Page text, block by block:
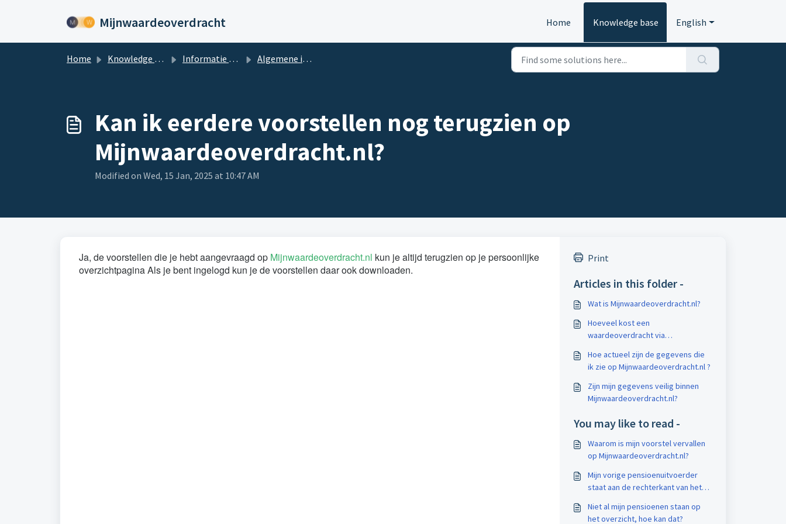
Mijnwaardeoverdracht Home Knowledge base English
Home Knowledge base Informatie over Mijnwaardeoverdracht.nl Algemene informatie
Kan ik eerdere voorstellen nog terugzien op
Mijnwaardeoverdracht.nl?
Modified on Wed, 15 Jan, 2025 at 10:47 AM
Ja, de voorstellen die je hebt aangevraagd op Mijnwaardeoverdracht.nl kun je altijd terugzien op je persoonlijke
overzichtpagina Als je bent ingelogd kun je de voorstellen daar ook downloaden.
Print
Articles in this folder -
Wat is Mijnwaardeoverdracht.nl?
Hoeveel kost een
waardeoverdracht via
Hoe actueel zijn de gegevens die
ik zie op Mijnwaardeoverdracht.nl ?
Zijn mijn gegevens veilig binnen
Mijnwaardeoverdracht.nl?
You may like to read -
Waarom is mijn voorstel vervallen
op Mijnwaardeoverdracht.nl?
Mijn vorige pensioenuitvoerder
staat aan de rechterkant van het
Niet al mijn pensioenen staan op
het overzicht, hoe kan dat?